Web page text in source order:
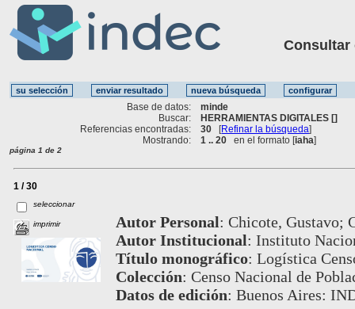
Consultar
Base de datos:
minde
Buscar:
HERRAMIENTAS DIGITALES []
Referencias encontradas:
30 [Refinar la búsqueda]
Mostrando:
1 .. 20 en el formato [iaha]
página 1 de 2
1 / 30
seleccionar
imprimir Autor Personal: Chicote, Gustavo;
Autor Institucional: Instituto
Título monográfico: Logística
Colección: Censo Nacional de
Datos de edición: Buenos Aires: